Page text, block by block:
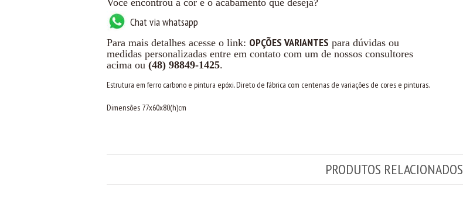
Você encontrou a cor e o acabamento que deseja?
Chat via whatsapp
Para mais detalhes acesse o link: OPÇÕES VARIANTES para dúvidas ou
medidas personalizadas entre em contato com um de nossos consultores
acima ou (48) 98849-1425.
Estrutura em ferro carbono e pintura epóxi. Direto de fábrica com centenas de variações de cores e pinturas.
Dimensões 77x60x80(h)cm
PRODUTOS RELACIONADOS